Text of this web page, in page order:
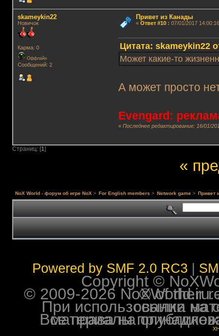
skameykin22
Новичок
Карма: 0
Оффлайн
Сообщений: 2
Привет из Канады
« Ответ #10: 07/01/2017
Цитата: skameykin22
Может какие-то
А может просто
Evengard:
«Последнее редактирование: 16/01/
Страниц: [1]
«
NoX World - форум об игре NoX > For English members > Network game > Привет
Powered by SMF 2.0 RC3
Copyright ©
© 2009-2026 NoXWorld.ru. All
При использовании
Все права на опубликованные на форуме